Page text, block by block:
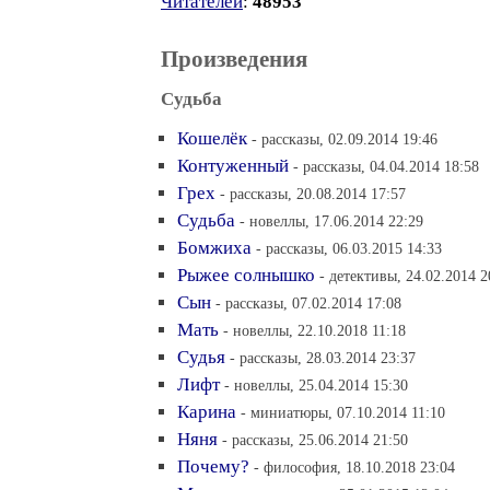
Произведения
Судьба
Кошелёк - рассказы, 02.09.2014 19:46
Контуженный - рассказы, 04.04.2014 18:58
Грех - рассказы, 20.08.2014 17:57
Судьба - новеллы, 17.06.2014 22:29
Бомжиха - рассказы, 06.03.2015 14:33
Рыжее солнышко - детективы, 24.02.2014
Сын - рассказы, 07.02.2014 17:08
Мать - новеллы, 22.10.2018 11:18
Судья - рассказы, 28.03.2014 23:37
Лифт - новеллы, 25.04.2014 15:30
Карина - миниатюры, 07.10.2014 11:10
Няня - рассказы, 25.06.2014 21:50
Почему? - философия, 18.10.2018 23:04